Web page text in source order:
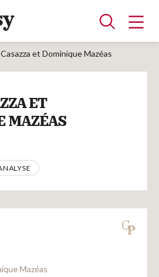
et Dominique Mazéas
ET
MAZÉAS
Mazéas